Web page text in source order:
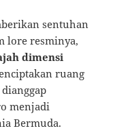
sentuhan
lore resminya,
dimensi
ruang
menjadi
Bermuda.